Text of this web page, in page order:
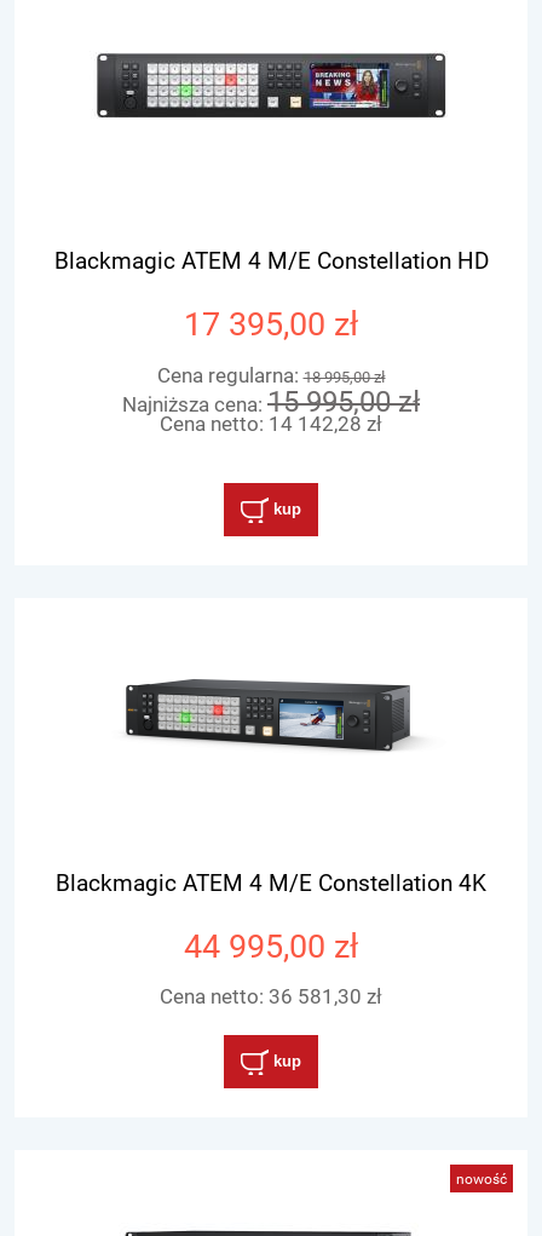
Blackmagic ATEM 4 M/E Constellation HD
17 395,00 zł
Cena regularna:18 995,00 zł
Najniższa cena: 15 995,00 zł
Cena netto: 14 142,28 zł
kup
Blackmagic ATEM 4 M/E Constellation 4K
44 995,00 zł
Cena netto: 36 581,30 zł
kup
nowość